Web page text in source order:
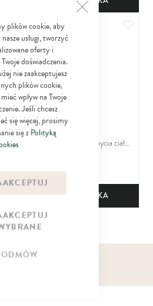
plików cookie, aby
usługi, tworzyć
oferty i
doświadczenia.
nie zaakceptujesz
plików cookie,
wpływ na Twoje
Jeśli chcesz
się więcej, prosimy
się zPolityką
ODMÓW
Dodaj do ulubionych
Idee Derm
Prebiotyczny żel do mycia ciała
AZS
DO KOSZYKA